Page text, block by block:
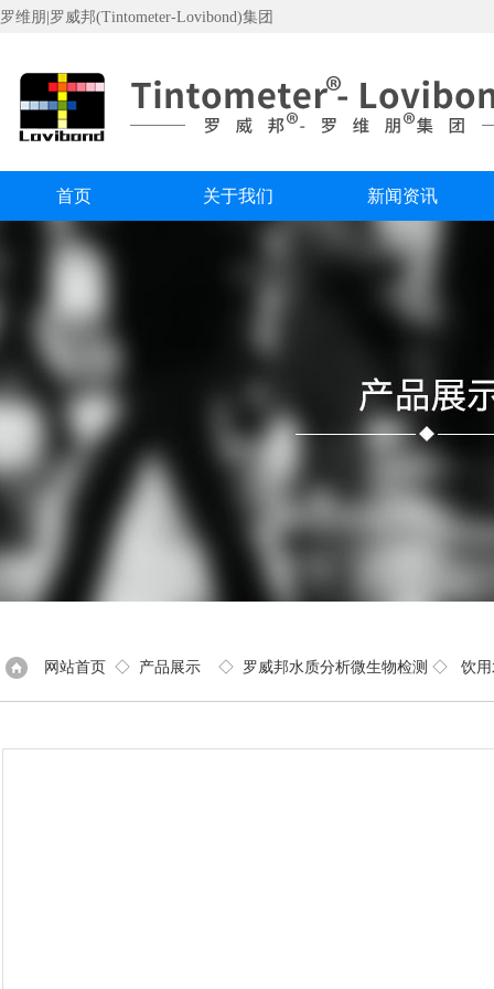
罗维朋|罗威邦(Tintometer-Lovibond)集团
首页 关于我们 新闻资讯
网站首页 ◇ 产品展示 ◇ 罗威邦水质分析微生物检测 ◇ 饮